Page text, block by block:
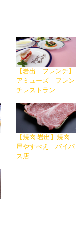
【岩出 フレンチ】
アミューズ フレン
チレストラン
【焼肉 岩出】焼肉
屋やすべえ バイパ
ス店